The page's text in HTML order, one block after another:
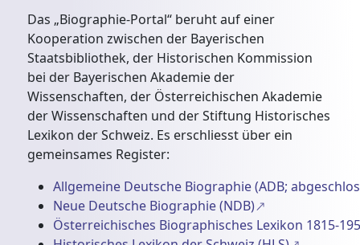
Das „Biographie-Portal“ beruht auf einer
Kooperation zwischen der Bayerischen
Staatsbibliothek, der Historischen Kommission
bei der Bayerischen Akademie der
Wissenschaften, der Österreichischen Akademie
der Wissenschaften und der Stiftung Historisches
Lexikon der Schweiz. Es erschliesst über ein
gemeinsames Register:
Allgemeine Deutsche Biographie (ADB;
Neue Deutsche Biographie (NDB)
Österreichisches Biographisches Lexikon 1815-